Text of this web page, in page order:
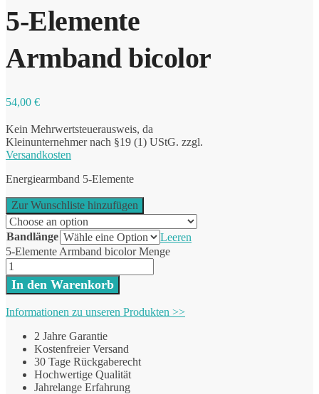
5-Elemente
Armband bicolor
54,00 €
Kein Mehrwertsteuerausweis, da
Kleinunternehmer nach §19 (1) UStG. zzgl.
Versandkosten
Energiearmband 5-Elemente
Zur Wunschliste hinzufügen
Bandlänge
Leeren
5-Elemente Armband bicolor Menge
In den Warenkorb
Informationen zu unseren Produkten >>
2 Jahre Garantie
Kostenfreier Versand
30 Tage Rückgaberecht
Hochwertige Qualität
Jahrelange Erfahrung